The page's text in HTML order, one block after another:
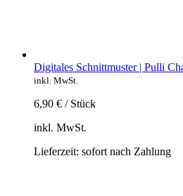
Digitales Schnittmuster | Pulli
inkl. MwSt.
6,90 € / Stück
inkl. MwSt.
Lieferzeit: sofort nach Zahlung